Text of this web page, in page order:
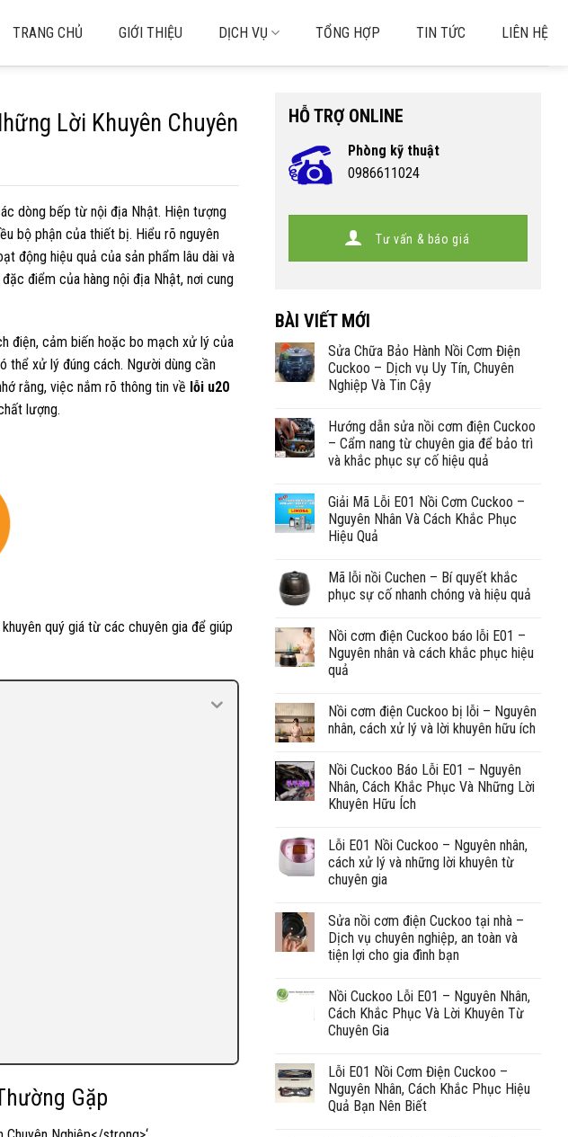
TRANG CHỦ GIỚI THIỆU DỊCH VỤ TỔNG HỢP TIN TỨC LIÊN HỆ
Lời Khuyên Chuyên
dòng bếp từ nội địa Nhật. Hiện tượng
bộ phận của thiết bị. Hiểu rõ nguyên
động hiệu quả của sản phẩm lâu dài và
điểm của hàng nội địa Nhật, nơi cung
điện, cảm biến hoặc bo mạch xử lý của
thể xử lý đúng cách. Người dùng cần
rằng, việc nắm rõ thông tin về lỗi u20
lượng.
quý giá từ các chuyên gia để giúp
Gặp
HỖ TRỢ ONLINE
Phòng kỹ thuật
0986611024
Tư vấn & báo giá
BÀI VIẾT MỚI
Sửa Chữa Bảo Hành Nồi Cơm Điện
Cuckoo – Dịch vụ Uy Tín, Chuyên
Nghiệp Và Tin Cậy
Hướng dẫn sửa nồi cơm điện Cuckoo
– Cẩm nang từ chuyên gia để bảo trì
và khắc phục sự cố hiệu quả
Giải Mã Lỗi E01 Nồi Cơm Cuckoo –
Nguyên Nhân Và Cách Khắc Phục
Hiệu Quả
Mã lỗi nồi Cuchen – Bí quyết khắc
phục sự cố nhanh chóng và hiệu quả
Nồi cơm điện Cuckoo báo lỗi E01 –
Nguyên nhân và cách khắc phục hiệu
quả
Nồi cơm điện Cuckoo bị lỗi – Nguyên
nhân, cách xử lý và lời khuyên hữu ích
Nồi Cuckoo Báo Lỗi E01 – Nguyên
Nhân, Cách Khắc Phục Và Những Lời
Khuyên Hữu Ích
Lỗi E01 Nồi Cuckoo – Nguyên nhân,
cách xử lý và những lời khuyên từ
chuyên gia
Sửa nồi cơm điện Cuckoo tại nhà –
Dịch vụ chuyên nghiệp, an toàn và
tiện lợi cho gia đình bạn
Nồi Cuckoo Lỗi E01 – Nguyên Nhân,
Cách Khắc Phục Và Lời Khuyên Từ
Chuyên Gia
Lỗi E01 Nồi Cơm Điện Cuckoo –
Nguyên Nhân, Cách Khắc Phục Hiệu
Quả Bạn Nên Biết